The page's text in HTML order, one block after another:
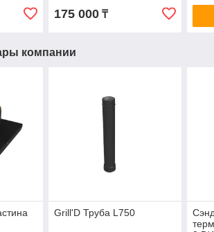
175 000₸
компании
Grill'D Труба L750